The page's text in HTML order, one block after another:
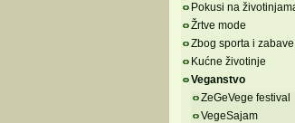
Pokusi na
Žrtve mode
Zbog sporta i zabave
Kućne životinje
Veganstvo
ZeGeVege festival
VegeSajam